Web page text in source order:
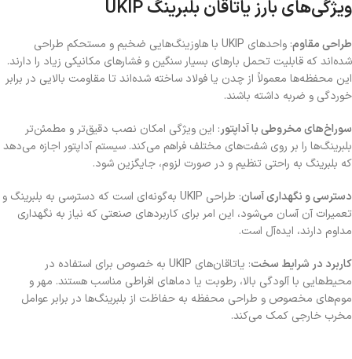
ویژگی‌های بارز یاتاقان بلبرینگ UKIP
طراحی مقاوم
: واحدهای UKIP با هاوزینگ‌هایی ضخیم و مستحکم طراحی
شده‌اند که قابلیت تحمل بارهای بسیار سنگین و فشارهای مکانیکی زیاد را دارند.
این محفظه‌ها معمولاً از چدن یا فولاد ساخته شده‌اند تا مقاومت بالایی در برابر
خوردگی و ضربه داشته باشند.
سوراخ‌های مخروطی با آداپتور: این ویژگی امکان نصب دقیق‌تر و مطمئن‌تر
بلبرینگ‌ها را بر روی شفت‌های مختلف فراهم می‌کند. سیستم آداپتور اجازه می‌دهد
که بلبرینگ به راحتی تنظیم و در صورت لزوم، جایگزین شود.
دسترسی و نگهداری آسان
: طراحی UKIP به‌گونه‌ای است که دسترسی به بلبرینگ و
تعمیرات آن آسان می‌شود، این امر برای کاربردهای صنعتی که نیاز به نگهداری
مداوم دارند، ایده‌آل است.
کاربرد در شرایط سخت
: یاتاقان‌های UKIP به خصوص برای استفاده در
محیط‌هایی با آلودگی بالا، رطوبت یا دماهای افراطی مناسب هستند. مهر و
موم‌های مخصوص و طراحی محفظه به حفاظت از بلبرینگ‌ها در برابر عوامل
مخرب خارجی کمک می‌کند.